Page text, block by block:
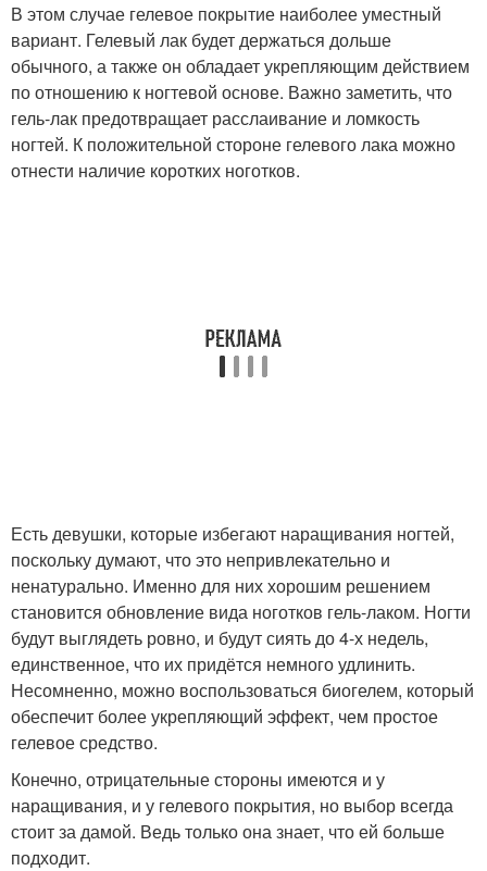
В этом случае гелевое покрытие наиболее уместный
вариант. Гелевый лак будет держаться дольше
обычного, а также он обладает укрепляющим действием
по отношению к ногтевой основе. Важно заметить, что
гель-лак предотвращает расслаивание и ломкость
ногтей. К положительной стороне гелевого лака можно
отнести наличие коротких ноготков.
Есть девушки, которые избегают наращивания ногтей,
поскольку думают, что это непривлекательно и
ненатурально. Именно для них хорошим решением
становится обновление вида ноготков гель-лаком. Ногти
будут выглядеть ровно, и будут сиять до 4-х недель,
единственное, что их придётся немного удлинить.
Несомненно, можно воспользоваться биогелем, который
обеспечит более укрепляющий эффект, чем простое
гелевое средство.
Конечно, отрицательные стороны имеются и у
наращивания, и у гелевого покрытия, но выбор всегда
стоит за дамой. Ведь только она знает, что ей больше
подходит.